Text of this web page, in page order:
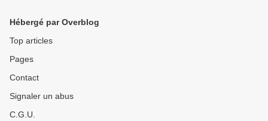
Hébergé par Overblog
Top articles
Pages
Contact
Signaler un abus
C.G.U.